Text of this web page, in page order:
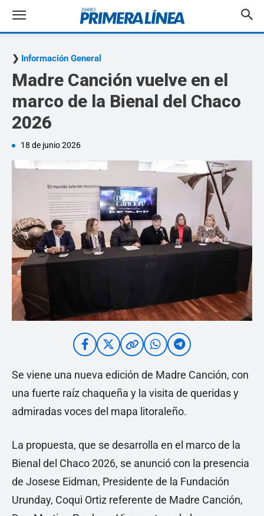
Información General
Madre Canción vuelve en el
marco de la Bienal del Chaco
2026
18 de junio 2026
Se viene una nueva edición de Madre Canción, con
una fuerte raíz chaqueña y la visita de queridas y
admiradas voces del mapa litoraleño.
La propuesta, que se desarrolla en el marco de la
Bienal del Chaco 2026, se anunció con la presencia
de Josese Eidman, Presidente de la Fundación
Urunday, Coqui Ortiz referente de Madre Canción,